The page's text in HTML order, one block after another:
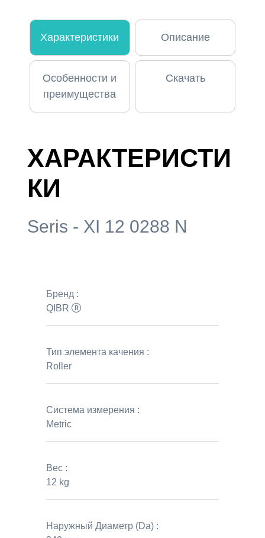
Характеристики Описание
Особенности и
преимущества
Скачать
ХАРАКТЕРИСТИ
КИ
Seris - XI 12 0288 N
Бренд :
QIBR
Тип элемента качения :
Roller
Система измерения :
Metric
Вес :
12 kg
Наружный Диаметр (Da) :